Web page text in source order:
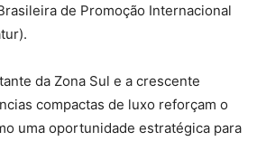
de Promoção Internacional
da Zona Sul e a crescente
compactas de luxo reforçam o
uma oportunidade estratégica para